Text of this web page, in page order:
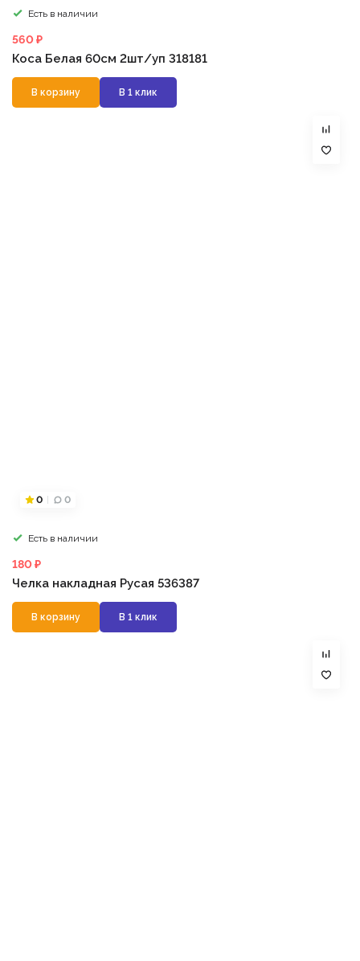
Есть в наличии
560 ₽
Коса Белая 60см 2шт/уп 318181
В корзину В 1 клик
0 0
Есть в наличии
180 ₽
Челка накладная Русая 536387
В корзину В 1 клик